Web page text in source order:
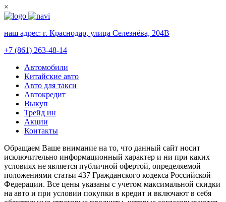
×
наш адрес: г. Краснодар, улица Селезнёва, 204В
+7 (861) 263-48-14
Автомобили
Китайские авто
Авто для такси
Автокредит
Выкуп
Трейд ин
Акции
Контакты
Обращаем Ваше внимание на то, что данный сайт носит
исключительно информационный характер и ни при каких
условиях не является публичной офертой, определяемой
положениями статьи 437 Гражданского кодекса Российской
Федерации. Все цены указаны с учетом максимальной скидки
на авто и при условии покупки в кредит и включают в себя